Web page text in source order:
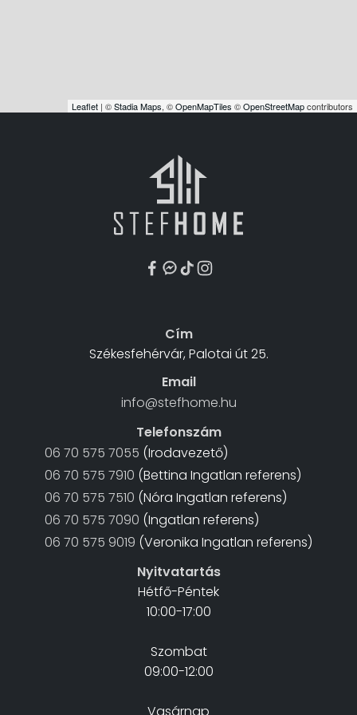
Leaflet | ©Stadia Maps, ©OpenMapTiles ©OpenStreetMapcontributors
Cím
Székesfehérvár, Palotai út 25.
Email
info@stefhome.hu
Telefonszám
06 70 575 7055 (Irodavezető)
06 70 575 7910 (Bettina Ingatlan referens)
06 70 575 7510 (Nóra Ingatlan referens)
06 70 575 7090 (Ingatlan referens)
06 70 575 9019 (Veronika Ingatlan referens)
Nyitvatartás
Hétfő-Péntek
10:00-17:00
Szombat
09:00-12:00